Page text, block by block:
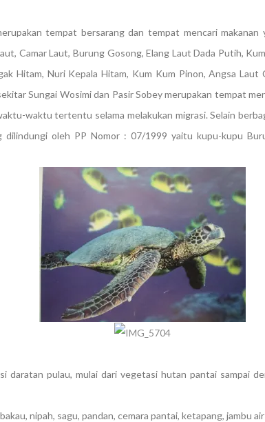
tempat bersarang dan tempat mencari
Camar Laut, Burung Gosong, Elang Laut Dada Putih,
Hitam, Nuri Kepala Hitam, Kum Kum Pinon, Angsa Laut
Sungai Wosimi dan Pasir Sobey merupakan tempat
waktu tertentu selama melakukan migrasi. Selain
oleh PP Nomor : 07/1999 yaitu kupu-kupu
daratan pulau, mulai dari vegetasi hutan pantai sampai
nipah, sagu, pandan, cemara pantai, ketapang, jambu